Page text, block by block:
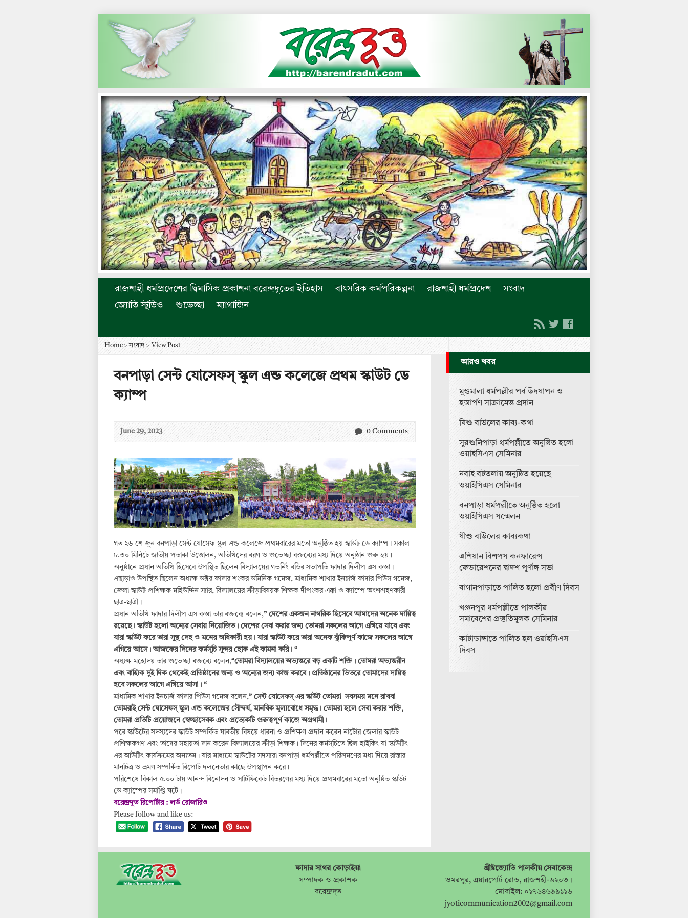
রাজশাহী ধর্মপ্রদেশের দ্বিমাসিক প্রকাশনা বরেন্দ্রদূতের ইতিহাস বাৎসরিক কর্মপরিকল্পনা রাজশাহী ধর্মপ্রদেশ
সংবাদ
জ্যোতি স্টুডিও
শুভেচ্ছা ম্যাগাজিন
Home >সংবাদ> View Post
বনপাড়া সেন্ট যোসেফস্ স্কুল এন্ড কলেজে প্রথম স্কাউট ডে
ক্যাম্প
June 29, 2023 0 Comments
গত ২৬ শে জুন বনপাড়া সেন্ট যোসেফ স্কুল এন্ড কলেজে প্রথমবারের মতো অনুষ্ঠিত হয় স্কাউট ডে ক্যাম্প। সকাল
৮.৩০ মিনিটে জাতীয় পতাকা উত্তোলন, অতিথিদের বরণ ও শুভেচ্ছা বক্তব্যের মধ্য দিয়ে অনুষ্ঠান শুরু হয়।
অনুষ্ঠানে প্রধান অতিথি হিসেবে উপস্থিত ছিলেন বিদ্যালয়ের গভর্নিং বডির সভাপতি ফাদার দিলীপ এস কস্তা।
এছাড়াও উপস্থিত ছিলেন অধ্যক্ষ ডক্টর ফাদার শংকর ডমিনিক গমেজ, মাধ্যমিক শাখার ইনচার্জ ফাদার পিউস গমেজ,
জেলা স্কাউট প্রশিক্ষক মহিউদ্দিন স্যার, বিদ্যালয়ের ক্রীড়াবিষয়ক শিক্ষক দীপংকর এক্কা ও ক্যাম্পে অংশগ্রহণকারী
ছাত্র-ছাত্রী।
প্রধান অতিথি ফাদার দিলীপ এস কস্তা তার বক্তব্যে বলেন,” দেশের একজন নাগরিক হিসেবে আমাদের অনেক দায়িত্ব
রয়েছে। স্কাউট হলো অন্যের সেবায় নিয়োজিত। দেশের সেবা করার জন্য তোমরা সকলের আগে এগিয়ে যাবে এবং
যারা স্কাউট করে তারা সুস্থ দেহ ও মনের অধিকারী হয়। যারা স্কাউট করে তারা অনেক ঝুঁকিপূর্ণ কাজে সকলের আগে
এগিয়ে আসে। আজকের দিনের কর্মসূচি সুন্দর হোক এই কামনা করি। “
অধ্যক্ষ মহোদয় তার শুভেচ্ছা বক্তব্যে বলেন,“তোমরা বিদ্যালয়ের অভ্যন্তরে বড় একটি শক্তি। তোমরা অভ্যন্তরীন
এবং বাহ্যিক দুই দিক থেকেই প্রতিষ্ঠানের জন্য ও অন্যের জন্য কাজ করবে। প্রতিষ্ঠানের ভিতরে তোমাদের দায়িত্ব
হবে সকলের আগে এগিয়ে আসা। “
মাধ্যমিক শাখার ইনচার্জ ফাদার পিউস গমেজ বলেন,” সেন্ট যোসেফস্ এর স্কাউট তোমরা সবসময় মনে রাখবা
তোমরাই সেন্ট যোসেফস্ স্কুল এন্ড কলেজের সৌন্দর্য, মানবিক মূল্যবোধে সমৃদ্ধ। তোমরা হলে সেবা করার শক্তি,
তোমরা প্রতিটি প্রয়োজনে স্বেচ্ছাসেবক এবং প্রত্যেকটি গুরুত্বপূর্ণ কাজে অগ্রগামী।
পরে স্কাউটের সদস্যদের স্কাউট সম্পর্কিত যাবতীয় বিষয়ে ধারনা ও প্রশিক্ষণ প্রদান করেন নাটোর জেলার স্কাউট
প্রশিক্ষকগণ এবং তাদের সহায়তা দান করেন বিদ্যালয়ের ক্রীড়া শিক্ষক। দিনের কর্মসূচিতে ছিল হাইকিং যা স্কাউটিং
এর আউটিং কার্যক্রমের অন্যতম। যার মাধ্যমে স্কাউটের সদস্যরা বনপাড়া ধর্মপল্লীতে পরিভ্রমণের মধ্য দিয়ে রাস্তার
মানচিত্র ও ভ্রমণ সম্পর্কিত রিপোর্ট দলনেতার কাছে উপস্থাপন করে।
পরিশেষে বিকাল ৫.০০ টায় আনন্দ বিনোদন ও সার্টিফিকেট বিতরণের মধ্য দিয়ে প্রথমবারের মতো অনুষ্ঠিত স্কাউট
ডে ক্যাম্পের সমাপ্তি ঘটে।
বরেন্দ্রদূত রিপোর্টার : লর্ড রোজারিও
Please follow and like us:
আরও খবর
মুণ্ডমালা ধর্মপল্লীর পর্ব উদযাপন ও
হস্তার্পণ সাক্রামেন্ত প্রদান
যিশু বাউলের কাব্য-কথা
সুরশুনিপাড়া ধর্মপল্লীতে অনুষ্ঠিত হলো
ওয়াইসিএস সেমিনার
নবাই বটতলায় অনুষ্ঠিত হয়েছে
ওয়াইসিএস সেমিনার
বনপাড়া ধর্মপল্লীতে অনুষ্ঠিত হলো
ওয়াইসিএস সম্মেলন
যীশু বাউলের কাব্যকথা
এশিয়ান বিশপস কনফারেন্স
ফেডারেশনের দ্বাদশ পূর্ণাঙ্গ সভা
বাগানপাড়াতে পালিত হলো প্রবীণ দিবস
খঞ্জনপুর ধর্মপল্লীতে পালকীয়
সমাবেশের প্রস্তুতিমূলক সেমিনার
কাটাডাঙ্গাতে পালিত হল ওয়াইসিএস
দিবস
ফাদার সাগর কোড়াইয়া
সম্পাদক ও প্রকাশক
বরেন্দ্রদূত
খ্রীষ্টজ্যোতি পালকীয় সেবাকেন্দ্র
ওমরপুর, এয়ারপোর্ট রোড, রাজশহী-৬২০৩।
মোবাইল: ০১৭৬৪৬৯৯১১৬
jyoticommunication2002@gmail.com